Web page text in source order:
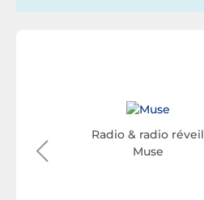
réveil
Radio & radio réveil
Muse